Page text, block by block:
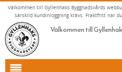
Välkommen till Gyllenhaks Byggnadsvårds
särskild kundinloggning krävs. Fraktfritt när
Välkommen till